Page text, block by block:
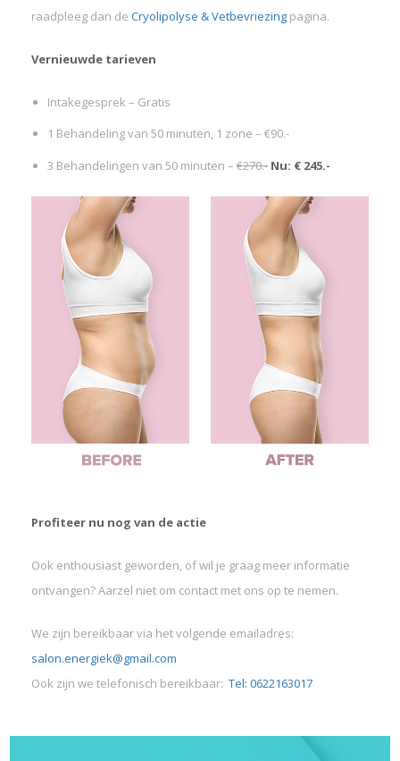
raadpleeg dan de Cryolipolyse & Vetbevriezing pagina.
Vernieuwde tarieven
Intakegesprek – Gratis
1 Behandeling van 50 minuten, 1 zone – €90.-
3 Behandelingen van 50 minuten – €270.- Nu: € 245.-
Profiteer nu nog van de actie
Ook enthousiast geworden, of wil je graag meer informatie
ontvangen? Aarzel niet om contact met ons op te nemen.
We zijn bereikbaar via het volgende emailadres:
salon.energiek@gmail.com
Ook zijn we telefonisch bereikbaar: Tel: 0622163017